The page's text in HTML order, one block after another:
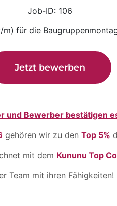
Job-ID: 106
für die
Jetzt bewerben
und Bewerber bestätigen
gehören wir zu den Top 5%
mit dem Kununu Top
Team mit ihren Fähigkeiten!